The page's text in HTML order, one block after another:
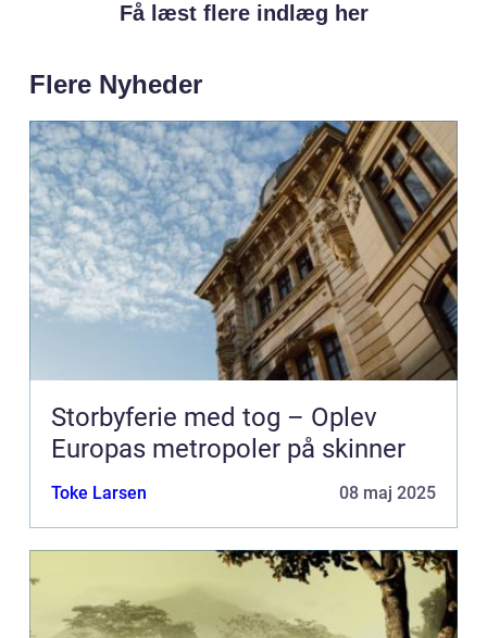
Få læst flere indlæg her
Flere Nyheder
Storbyferie med tog – Oplev
Europas metropoler på skinner
Toke Larsen 08 maj 2025